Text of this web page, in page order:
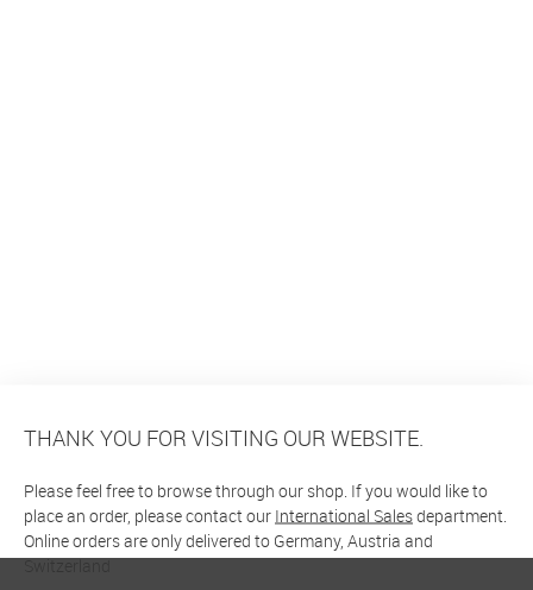
THANK YOU FOR VISITING OUR WEBSITE.
Please feel free to browse through our shop. If you would like to
place an order, please contact our International Salesdepartment.
Online orders are only delivered to Germany, Austria and
Switzerland